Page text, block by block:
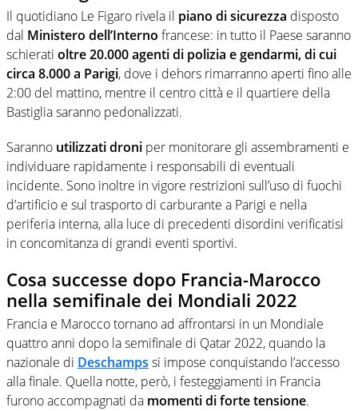
Il quotidiano Le Figaro rivela il piano di sicurezza disposto
dal Ministero dell’Interno francese: in tutto il Paese saranno
schierati oltre 20.000 agenti di polizia e gendarmi, di cui
circa 8.000 a Parigi, dove i dehors rimarranno aperti fino alle
2:00 del mattino, mentre il centro città e il quartiere della
Bastiglia saranno pedonalizzati.
Saranno utilizzati droni per monitorare gli assembramenti e
individuare rapidamente i responsabili di eventuali
incidente. Sono inoltre in vigore restrizioni sull’uso di fuochi
d’artificio e sul trasporto di carburante a Parigi e nella
periferia interna, alla luce di precedenti disordini verificatisi
in concomitanza di grandi eventi sportivi.
Cosa successe dopo Francia-Marocco
nella semifinale dei Mondiali 2022
Francia e Marocco tornano ad affrontarsi in un Mondiale
quattro anni dopo la semifinale di Qatar 2022, quando la
nazionale di Deschamps si impose conquistando l’accesso
alla finale. Quella notte, però, i festeggiamenti in Francia
furono accompagnati da momenti di forte tensione.